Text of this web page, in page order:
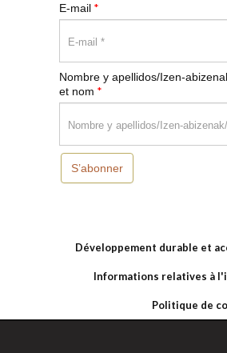
E-mail *
Nombre y apellidos/Izen-
et nom *
S’abonner
Développement durable et
Informations relatives à
Politique de